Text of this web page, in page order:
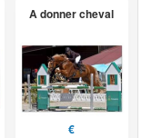
A donner cheval
€